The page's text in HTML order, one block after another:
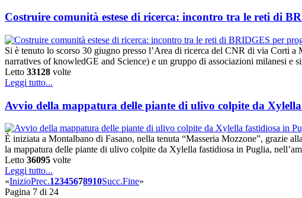
Costruire comunità estese di ricerca: incontro tra le reti di
Si è tenuto lo scorso 30 giugno presso l’Area di ricerca del CNR di via
narratives of knowledGE and Science) e un gruppo di associazioni milanesi
Letto 33128 volte
Leggi tutto...
Avvio della mappatura delle piante di ulivo colpite da
È iniziata a Montalbano di Fasano, nella tenuta “Masseria Mozzone”, grazie
la mappatura delle piante di ulivo colpite da Xylella fastidiosa in Puglia,
Letto 36095 volte
Leggi tutto...
«InizioPrec.12345678910Succ.Fine»
Pagina 7 di 24